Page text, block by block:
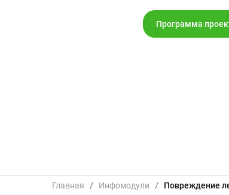
Программа
Главная / Инфомодули /